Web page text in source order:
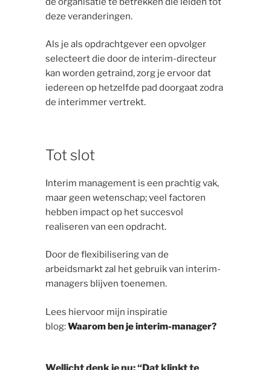
deze veranderingen.
Als je als opdrachtgever een opvolger
selecteert die door de interim-directeur
kan worden getraind, zorg je ervoor dat
iedereen op hetzelfde pad doorgaat zodra
de interimmer vertrekt.
Tot slot
Interim management is een prachtig vak,
maar geen wetenschap; veel factoren
hebben impact op het succesvol
realiseren van een opdracht.
Door de flexibilisering van de
arbeidsmarkt zal het gebruik van interim-
managers blijven toenemen.
Lees hiervoor mijn inspiratie
blog:Waarom ben je interim-manager?